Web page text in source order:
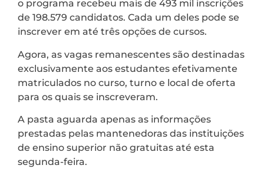
o programa recebeu mais de 493 mil inscrições
de 198.579 candidatos. Cada um deles pode se
inscrever em até três opções de cursos.
Agora, as vagas remanescentes são destinadas
exclusivamente aos estudantes efetivamente
matriculados no curso, turno e local de oferta
para os quais se inscreveram.
A pasta aguarda apenas as informações
prestadas pelas mantenedoras das instituições
de ensino superior não gratuitas até esta
segunda-feira.